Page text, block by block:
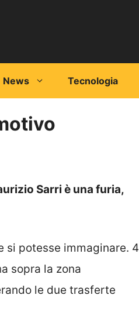
News Tecnologia
Sarri è una furia,
si potesse immaginare. 4
sopra la zona
le due trasferte